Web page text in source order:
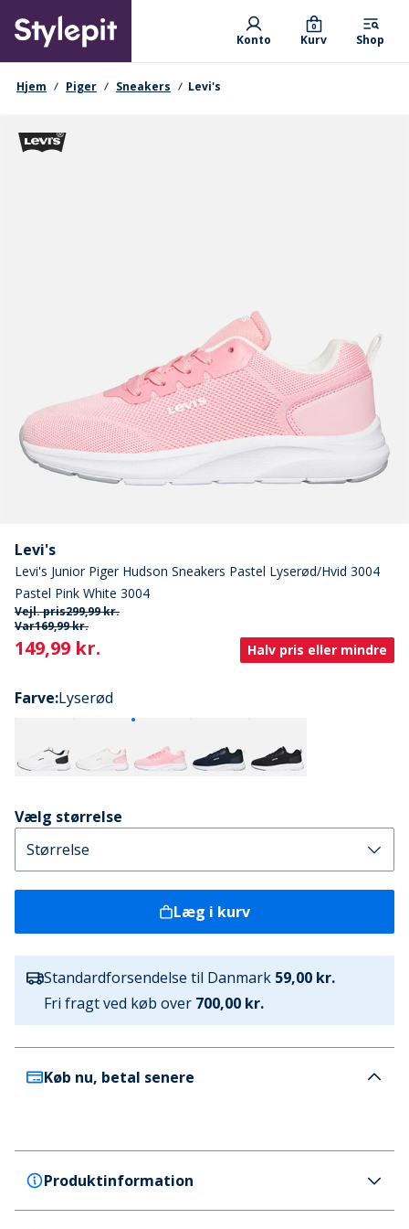
main
content
Primary departments
Konto Kurv
0
Shop
navigationssti
Hjem Piger Sneakers Levi's
Levi's
Levi's Junior Piger Hudson Sneakers Pastel Lyserød/Hvid 3004
Pastel Pink White 3004
Vejl. pris299,99 kr.
Var169,99 kr.
Current
149,99 kr. Halv pris eller mindre
Farve:Lyserød
Vælg størrelse
Læg i kurv
Standardforsendelse til Danmark 59,00 kr.
Fri fragt ved køb over 700,00 kr.
Køb nu, betal senere
Produktinformation